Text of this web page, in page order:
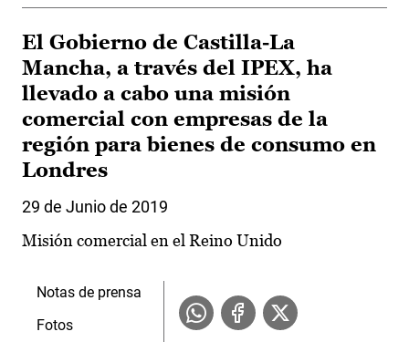
El Gobierno de Castilla-La
Mancha, a través del IPEX, ha
llevado a cabo una misión
comercial con empresas de la
región para bienes de consumo en
Londres
29 de Junio de 2019
Misión comercial en el Reino Unido
Notas de prensa
Fotos